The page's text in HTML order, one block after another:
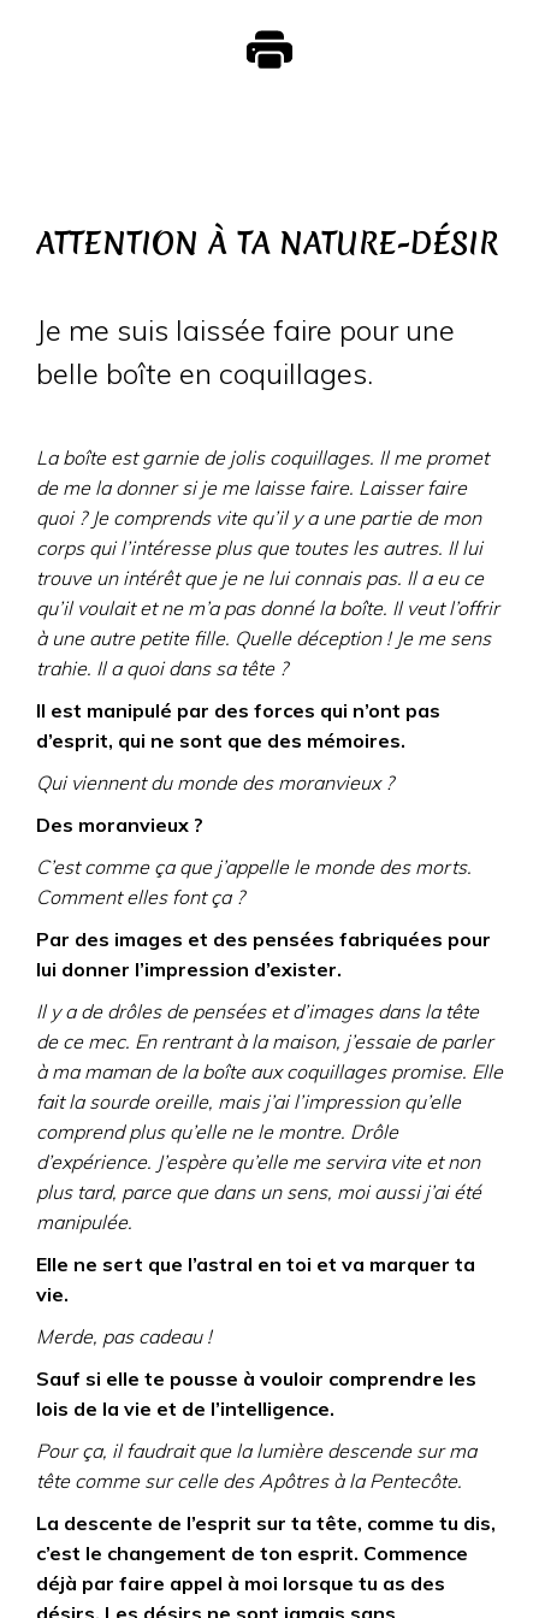
ATTENTION À TA NATURE-DÉSIR
Je me suis laissée faire pour une
belle boîte en coquillages.
La boîte est garnie de jolis coquillages. Il me promet
de me la donner si je me laisse faire. Laisser faire
quoi ? Je comprends vite qu’il y a une partie de mon
corps qui l’intéresse plus que toutes les autres. Il lui
trouve un intérêt que je ne lui connais pas. Il a eu ce
qu’il voulait et ne m’a pas donné la boîte. Il veut l’offrir
à une autre petite fille. Quelle déception ! Je me sens
trahie. Il a quoi dans sa tête ?
Il est manipulé par des forces qui n’ont pas
d’esprit, qui ne sont que des mémoires.
Qui viennent du monde des moranvieux ?
Des moranvieux ?
C’est comme ça que j’appelle le monde des morts.
Comment elles font ça ?
Par des images et des pensées fabriquées pour
lui donner l’impression d’exister.
Il y a de drôles de pensées et d’images dans la tête
de ce mec. En rentrant à la maison, j’essaie de parler
à ma maman de la boîte aux coquillages promise. Elle
fait la sourde oreille, mais j’ai l’impression qu’elle
comprend plus qu’elle ne le montre. Drôle
d’expérience. J’espère qu’elle me servira vite et non
plus tard, parce que dans un sens, moi aussi j’ai été
manipulée.
Elle ne sert que l’astral en toi et va marquer ta
vie.
Merde, pas cadeau !
Sauf si elle te pousse à vouloir comprendre les
lois de la vie et de l’intelligence.
Pour ça, il faudrait que la lumière descende sur ma
tête comme sur celle des Apôtres à la Pentecôte.
La descente de l’esprit sur ta tête, comme tu dis,
c’est le changement de ton esprit. Commence
déjà par faire appel à moi lorsque tu as des
désirs. Les désirs ne sont jamais sans